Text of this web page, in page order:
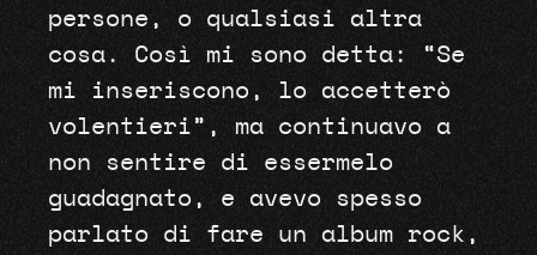
persone, o qualsiasi altra
cosa. Così mi sono detta: “Se
mi inseriscono, lo accetterò
volentieri”, ma continuavo a
non sentire di essermelo
guadagnato, e avevo spesso
parlato di fare un album rock,